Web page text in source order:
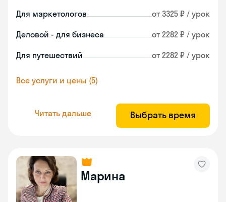
Для маркетологов от 3325 ₽ / урок
Деловой - для бизнеса от 2282 ₽ / урок
Для путешествий от 2282 ₽ / урок
Все услуги и цены (5)
Читать дальше Выбрать время
Марина